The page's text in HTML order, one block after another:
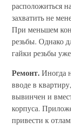
расположиться
захватить не
При меньшем
резьбы. Однако
гайки резьбы
Ремонт.Иногда
вводе в
вывинчен и
корпуса.
привести к